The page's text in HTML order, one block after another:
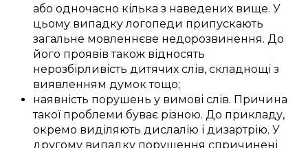
або одночасно кілька з наведених вище. У
цьому випадкулогопеди припускають
загальне мовленнєве недорозвинення. До
його проявів також відносять
нерозбірливість дитячих слів, складнощі з
виявленням думок тощо;
наявність порушень у вимові слів. Причина
такої проблеми буває різною. До прикладу,
окремо виділяють дислалію і дизартрію. У
другому випадку порушення спричинені